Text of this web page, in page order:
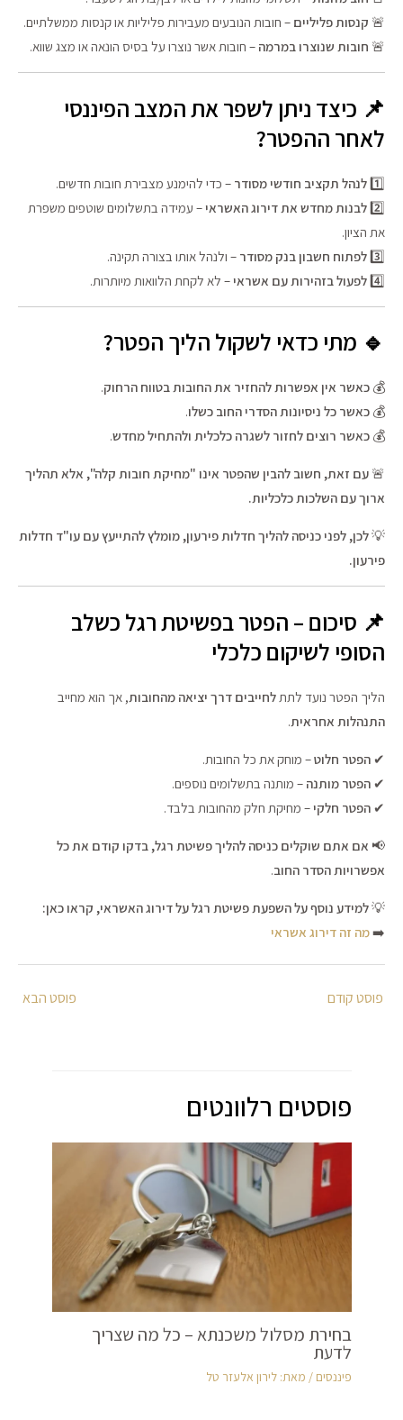
🚨 קנסות פליליים – חובות הנובעים מעבירות פליליות או קנסות ממשלתיים.
🚨 חובות שנוצרו במרמה – חובות אשר נוצרו על בסיס הונאה או מצג שווא.
📌 כיצד ניתן לשפר את המצב הפיננסי
לאחר ההפטר?
1️⃣לנהל תקציב חודשי מסודר – כדי להימנע מצבירת חובות חדשים.
2️⃣לבנות מחדש את דירוג האשראי – עמידה בתשלומים שוטפים משפרת
את הציון.
3️⃣לפתוח חשבון בנק מסודר – ולנהל אותו בצורה תקינה.
4️⃣לפעול בזהירות עם אשראי – לא לקחת הלוואות מיותרות.
🔹 מתי כדאי לשקול הליך הפטר?
💰 כאשר אין אפשרות להחזיר את החובות בטווח הרחוק.
💰 כאשר כל ניסיונות הסדרי החוב כשלו.
💰 כאשר רוצים לחזור לשגרה כלכלית ולהתחיל מחדש.
🚨 עם זאת, חשוב להבין שהפטר אינו "מחיקת חובות קלה", אלא תהליך
ארוך עם השלכות כלכליות.
💡לכן, לפני כניסה להליך חדלות פירעון, מומלץ להתייעץ עם עו"ד חדלות
פירעון.
📌 סיכום – הפטר בפשיטת רגל כשלב
הסופי לשיקום כלכלי
הליך הפטר נועד לתתלחייבים דרך יציאה מהחובות, אך הוא מחייב
התנהלות אחראית.
✔ הפטר חלוט– מוחק את כל החובות.
✔ הפטר מותנה – מותנה בתשלומים נוספים.
✔ הפטר חלקי – מחיקת חלק מהחובות בלבד.
📢 אם אתם שוקלים כניסה להליך פשיטת רגל, בדקו קודם את כל
אפשרויות הסדר החוב.
💡למידע נוסף על השפעת פשיטת רגל על דירוג האשראי, קראו כאן:
➡️מה זה דירוג אשראי
Post
פוסטים רלוונטים
בחירת מסלול משכנתא – כל מה שצריך
לדעת
פיננסים / מאת: לירון אלעזר טל